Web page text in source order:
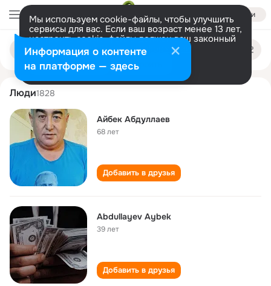
Войти
Мы используем cookie-файлы, чтобы улучшить
сервисы для вас. Если ваш возраст менее 13 лет,
настроить cookie-файлы должен ваш законный
представитель. Больше информации
Разрешить все Настроить
Поиск
людям
aybek abdullaev
Люди1828
Айбек Абдуллаев
68 лет
Добавить в друзья
Abdullayev Aybek
39 лет
Добавить в друзья
Информация о контенте
на платформе — здесь